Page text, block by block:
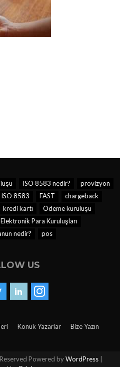
ISO 8583 nedir?
provizyon
ISO 8583 FAST
chargeback
kredi kartı
Ödeme kuruluşu
Para Kuruluşları
nedir?
pos
US
Konuk Yazarlar Bize Yazın
Powered byWordPress